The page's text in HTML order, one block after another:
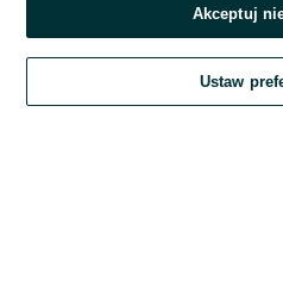
Kontynuując za pośrednictwem
Regulamin serwisu
Akceptuj
Ustaw